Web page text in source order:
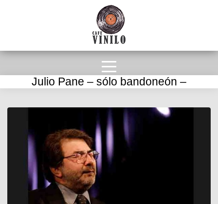
Julio Pane – sólo bandoneón –